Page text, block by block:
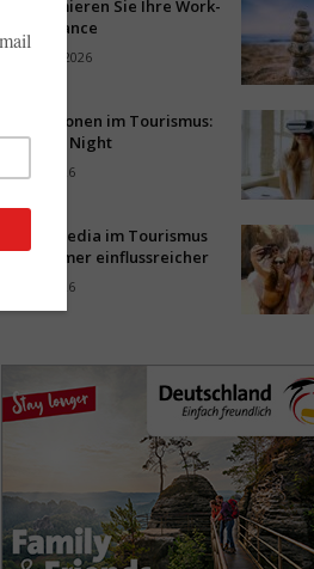
So optimieren Sie Ihre Work-
Life-Balance
3. August 2026
Innovationen im Tourismus:
Start-up Night
31. Juli 2026
Social Media im Tourismus
wird immer einflussreicher
30. Juli 2026